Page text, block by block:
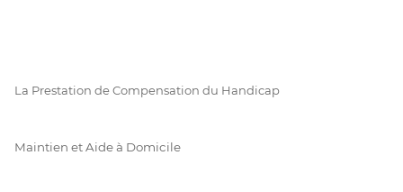
La Prestation de Compensation du Handicap
Maintien et Aide à Domicile